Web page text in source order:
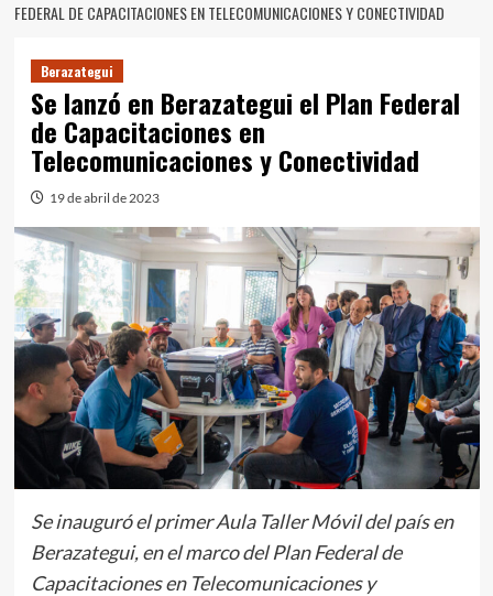
FEDERAL DE CAPACITACIONES EN TELECOMUNICACIONES Y CONECTIVIDAD
Berazategui
Se lanzó en Berazategui el Plan Federal
de Capacitaciones en
Telecomunicaciones y Conectividad
19 de abril de 2023
Se inauguró el primer Aula Taller Móvil del país en
Berazategui, en el marco del Plan Federal de
Capacitaciones en Telecomunicaciones y